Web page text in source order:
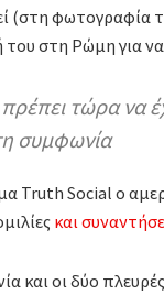
(στη φωτογραφία
στη Ρώμη για
τώρα να
συμφωνία
Truth Social ο
και
και οι δύο